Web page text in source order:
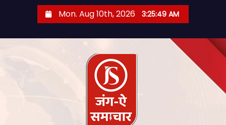
Mon. Aug 10th, 2026 3:25:50 AM